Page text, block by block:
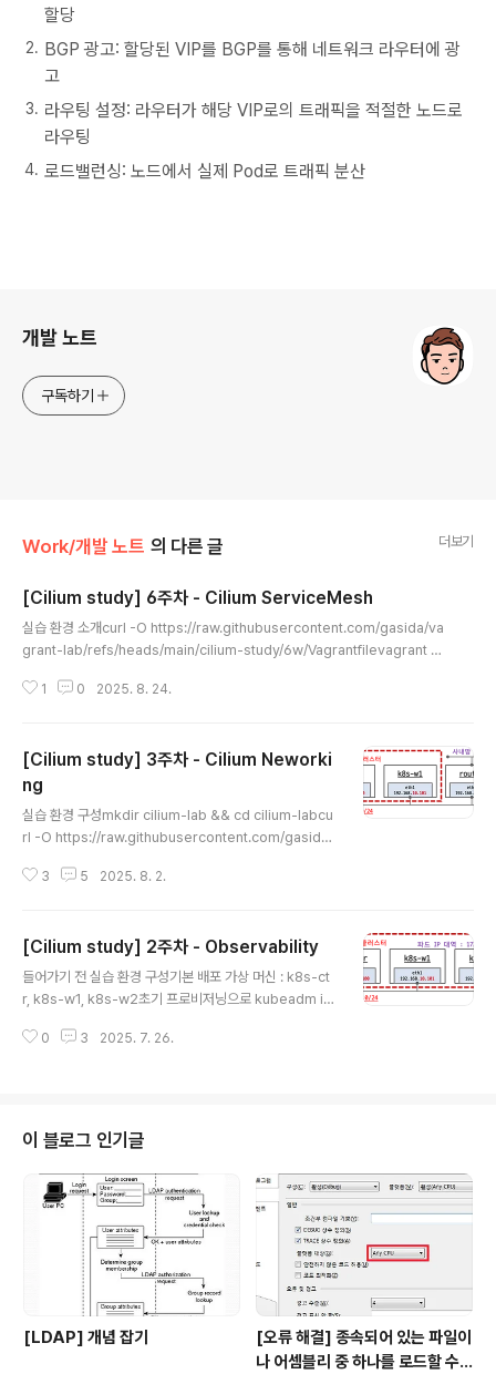
할당
BGP 광고: 할당된 VIP를 BGP를 통해 네트워크 라우터에 광
고
라우팅 설정: 라우터가 해당 VIP로의 트래픽을 적절한 노드로
라우팅
로드밸런싱: 노드에서 실제 Pod로 트래픽 분산
개발 노트
구독하기
Work/개발 노트 의 다른 글 더보기
[Cilium study] 6주차 - Cilium ServiceMesh
실습 환경 소개curl -O https://raw.githubusercontent.com/gasida/va
grant-lab/refs/heads/main/cilium-study/6w/Vagrantfilevagrant up
m 1.18.1가상 머신: k8s-ctr(컨트롤 플레인), k8s-w1(워커 노드)각 노드: vC
처에서 애플리케이션 네트워킹과 관련된 공통 관심사를 애플리케이션 코드와
분리하여 인프라 수준에서 투명하게 제공하는 기술입니다. 다양한 개발팀이 각
자..
1 0 2025. 8. 24.
[Cilium study] 3주차 - Cilium Neworki
ng
실습 환경 구성mkdir cilium-lab && cd cilium-labcu
rl -O https://raw.githubusercontent.com/gasida/
agrantfilevagrant up기본 배포 가상 머신 : k8s-ctr, k
p 인터페이스 배치Cilium CNI 설치 상태로 배포 완료됨IP
Address Management (IPAM)IPAM은 네트워크상의
IP 주소를 체계적으로 계획, 추적, 관리하는 방법론과 도구
3 5 2025. 8. 2.
[Cilium study] 2주차 - Observability
들어가기 전 실습 환경 구성기본 배포 가상 머신 : k8s-ct
r, k8s-w1, k8s-w2초기 프로비저닝으로 kubeadm ini
um을 설치 할 때 endpointHealthChecking.enabled
를 비활성화 하는 것을 권장합니다. 이는 아래 Cilium의 S
calability Report 문서에 명시되어 있으며, 노드 수가 1
0대를 넘어가는 경우 별도의 전문 모니터링 도구를 활용하
는 것을 권장합니다. --set endpointHealthCheckin
0 3 2025. 7. 26.
이 블로그 인기글
[LDAP] 개념 잡기
[오류 해결] 종속되어 있는 파일이
나 어셈블리 중 하나를 로드할 수